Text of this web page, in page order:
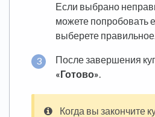
Если выбрано
можете попробовать
выберете
После завершения
«Готово».
Когда вы закончите